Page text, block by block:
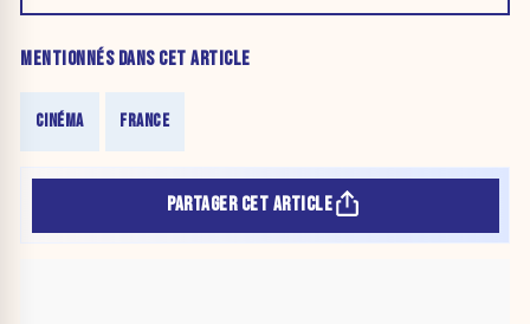
MENTIONNÉS DANS CET ARTICLE
CINÉMA FRANCE
PARTAGER CET ARTICLE